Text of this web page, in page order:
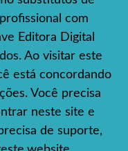
com
Editora Digital
Ao visitar este
está concordando
Você precisa
neste site e
de suporte,